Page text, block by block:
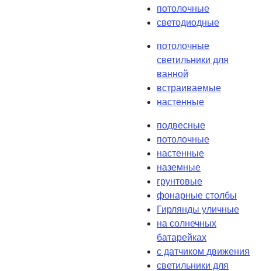
потолочные
светодиодные
потолочные
светильники для
ванной
встраиваемые
настенные
подвесные
потолочные
настенные
наземные
грунтовые
фонарные столбы
Гирлянды уличные
на солнечных
батарейках
с датчиком движения
светильники для